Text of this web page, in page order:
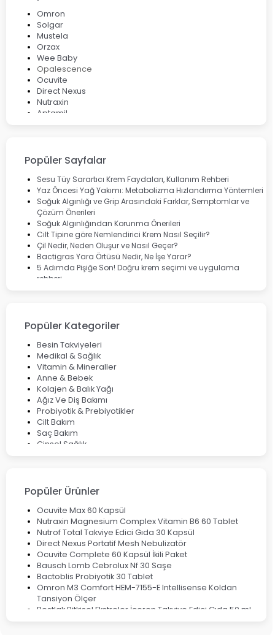
Omron
Solgar
Mustela
Orzax
Wee Baby
Opalescence
Ocuvite
Direct Nexus
Nutraxin
Aptamil
Lansinoh
Cebrolux
Dermoskin
Marvis
Rcfarma
Popüler Sayfalar
Sesu Tüy Sarartıcı Krem Faydaları, Kullanım Rehberi
Yaz Öncesi Yağ Yakımı: Metabolizma Hızlandırma Yöntemleri
Soğuk Algınlığı ve Grip Arasındaki Farklar, Semptomlar ve
Çözüm Önerileri
Soğuk Algınlığından Korunma Önerileri
Cilt Tipine göre Nemlendirici Krem Nasıl Seçilir?
Çil Nedir, Neden Oluşur ve Nasıl Geçer?
Bactigras Yara Örtüsü Nedir, Ne İşe Yarar?
5 Adımda Pişiğe Son! Doğru krem seçimi ve uygulama
rehberi
Çözüm Yolları
Bocavirüs Enfeksiyonu Hakkında Bilmeniz Gerekenler
Deep Flex Topraklama Matı Nedir? Detaylı Rehber
Mumiyo Nedir? Faydaları ve Kullanım Alanları Nelerdir?
Popüler Kategoriler
Besin Takviyeleri
Medikal & Sağlık
Vitamin & Mineraller
Anne & Bebek
Kolajen & Balık Yağı
Ağız Ve Diş Bakımı
Probiyotik & Prebiyotikler
Cilt Bakım
Saç Bakım
Cinsel Sağlık
Popüler Ürünler
Ocuvite Max 60 Kapsül
Nutraxin Magnesium Complex Vitamin B6 60 Tablet
Nutrof Total Takviye Edici Gıda 30 Kapsül
Direct Nexus Portatif Mesh Nebulizatör
Ocuvite Complete 60 Kapsül İkili Paket
Bausch Lomb Cebrolux Nf 30 Saşe
Bactoblis Probiyotik 30 Tablet
Omron M3 Comfort HEM-7155-E Intellisense Koldan
Tansiyon Ölçer
Bestlak Bitkisel Ekstreler İçeren Takviye Edici Gıda 50 ml